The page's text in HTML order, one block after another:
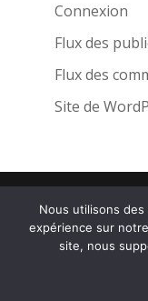
Connexion
Flux des
Flux des
Site de
Nous utilisons
expérience sur
site, nous